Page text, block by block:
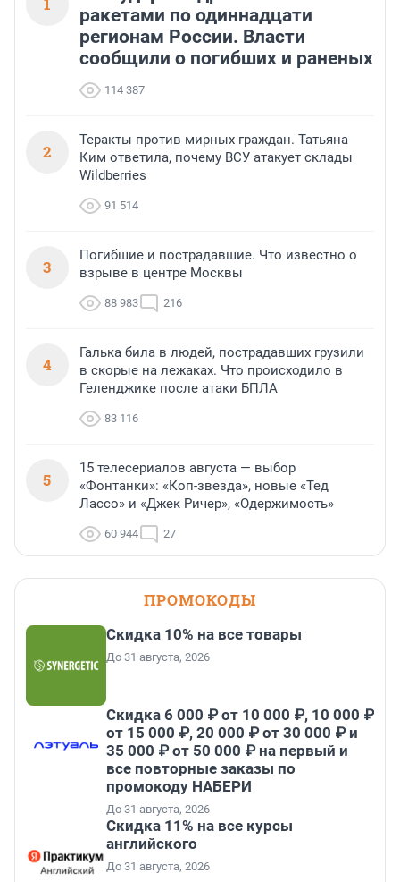
ракетами по одиннадцати
регионам России. Власти
сообщили о погибших и раненых
114 387
2
Теракты против мирных граждан. Татьяна
Ким ответила, почему ВСУ атакует склады
Wildberries
91 514
3
Погибшие и пострадавшие. Что известно о
взрыве в центре Москвы
88 983 216
4
Галька била в людей, пострадавших грузили
в скорые на лежаках. Что происходило в
Геленджике после атаки БПЛА
83 116
5
15 телесериалов августа — выбор
«Фонтанки»: «Коп-звезда», новые «Тед
Лассо» и «Джек Ричер», «Одержимость»
60 944 27
ПРОМОКОДЫ
Скидка 10% на все товары
До 31 августа, 2026
Скидка 6 000 ₽ от 10 000 ₽, 10 000 ₽
от 15 000 ₽, 20 000 ₽ от 30 000 ₽ и
35 000 ₽ от 50 000 ₽ на первый и
все повторные заказы по
промокоду НАБЕРИ
До 31 августа, 2026
Скидка 11% на все курсы
английского
До 31 августа, 2026